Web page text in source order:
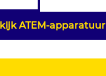
ATEM-apparatuur